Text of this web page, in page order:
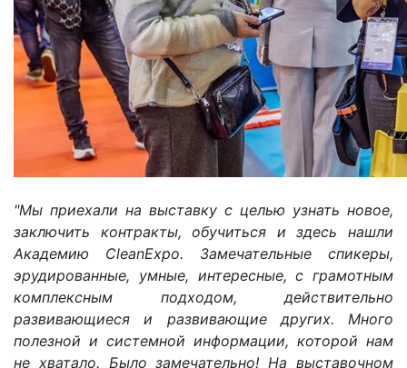
"Мы приехали на выставку с целью узнать новое,
заключить контракты, обучиться и здесь нашли
Академию CleanExpo. Замечательные спикеры,
эрудированные, умные, интересные, с грамотным
комплексным подходом, действительно
развивающиеся и развивающие других. Много
полезной и системной информации, которой нам
не хватало. Было замечательно! На выставочном